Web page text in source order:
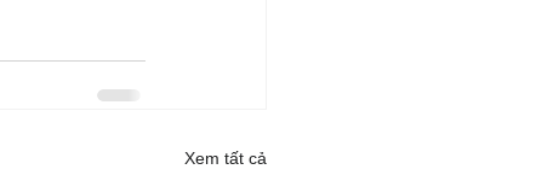
Xem tất cả